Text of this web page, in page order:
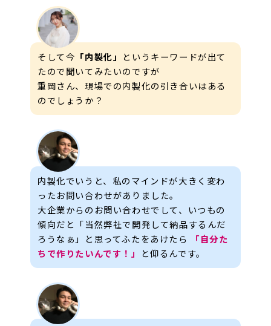
そして今 「内製化」
というキーワードが出て
たので聞いてみたいのですが
重岡さん、現場での内製化の引き合いはある
のでしょうか？
内製化でいうと、私のマインドが大きく変わ
ったお問い合わせがありました。
大企業からのお問い合わせでして、いつもの
傾向だと「当然弊社で開発して納品するんだ
ろうなぁ」と思ってふたをあけたら
「自分た
ちで作りたいんです！」
と仰るんです。